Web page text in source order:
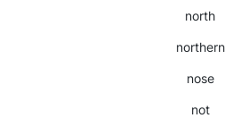
north
northern
nose
not